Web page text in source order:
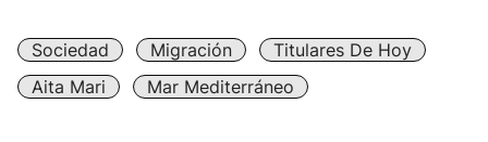
Sociedad Migración
Titulares De Hoy
Aita Mari
Mar Mediterráneo